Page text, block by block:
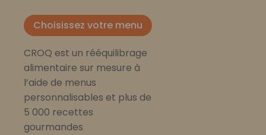
Choisissez votre menu
CROQ est un rééquilibrage
alimentaire sur mesure à
l’aide de menus
personnalisables et plus de
5 000 recettes
gourmandes